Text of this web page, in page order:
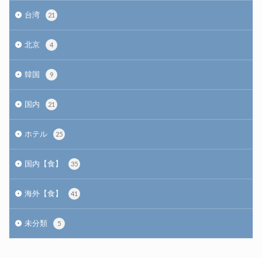
台湾 21
北京 4
韓国 9
国内 21
ホテル 25
国内【食】 35
海外【食】 41
未分類 5